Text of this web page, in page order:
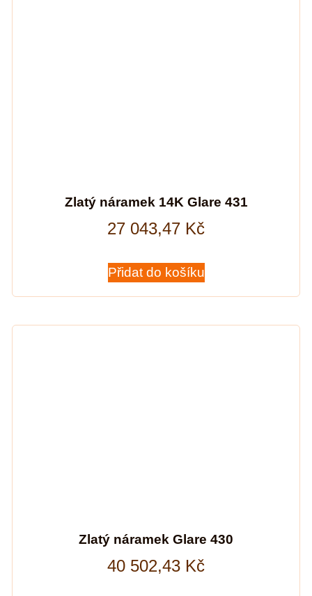
Zlatý náramek 14K Glare 431
27 043,47 Kč
Přidat do košíku
Zlatý náramek Glare 430
40 502,43 Kč